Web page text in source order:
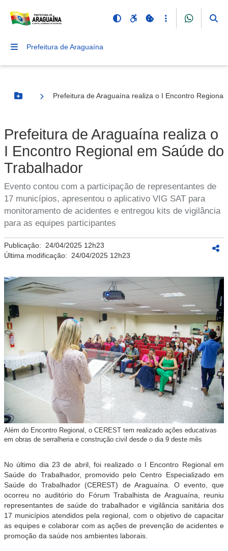
Prefeitura de Araguaína
Botão Menu
Prefeitura de Araguaína realiza o I Encontro
Prefeitura de Araguaína realiza o
I Encontro Regional em Saúde do
Trabalhador
Evento contou com a participação de representantes de
17 municípios, apresentou o aplicativo VIG SAT para
monitoramento de acidentes e entregou kits de vigilância
para as equipes participantes
Publicação: 24/04/2025 12h23
Última modificação: 24/04/2025 12h23
Além do Encontro Regional, o CEREST tem realizado ações educativas
em obras de serralheria e construção civil desde o dia 9 deste mês
No último dia 23 de abril, foi realizado o I Encontro Regional em
Saúde do Trabalhador, promovido pelo Centro Especializado em
Saúde do Trabalhador (CEREST) de Araguaína. O evento, que
ocorreu no auditório do Fórum Trabalhista de Araguaína, reuniu
representantes de saúde do trabalhador e vigilância sanitária dos
17 municípios atendidos pela regional, com o objetivo de capacitar
as equipes e colaborar com as ações de prevenção de acidentes e
promoção da saúde nos ambientes laborais.